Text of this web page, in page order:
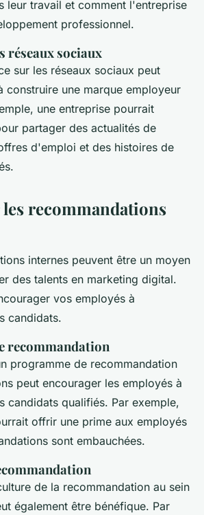
leur travail et comment l'entreprise
professionnel.
réseaux sociaux
sur les réseaux sociaux peut
construire une marque employeur
une entreprise pourrait
partager des actualités de
d'emploi et des histoires de
recommandations
internes peuvent être un moyen
des talents en marketing digital.
vos employés à
candidats.
recommandation
programme de recommandation
peut encourager les employés à
candidats qualifiés. Par exemple,
offrir une prime aux employés
sont embauchées.
de la recommandation au sein
également être bénéfique. Par